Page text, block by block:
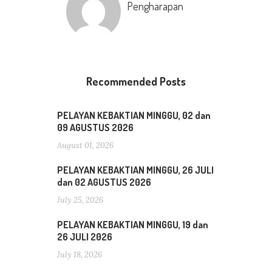
Pengharapan
Recommended Posts
PELAYAN KEBAKTIAN MINGGU, 02 dan
09 AGUSTUS 2026
August 01, 2026
PELAYAN KEBAKTIAN MINGGU, 26 JULI
dan 02 AGUSTUS 2026
July 25, 2026
PELAYAN KEBAKTIAN MINGGU, 19 dan
26 JULI 2026
July 18, 2026